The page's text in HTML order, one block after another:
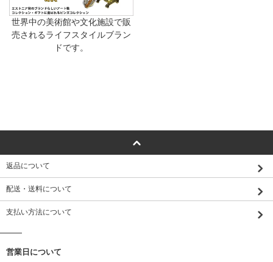
世界中の美術館や文化施設で販
売されるライフスタイルブラン
ドです。
返品について
配送・送料について
支払い方法について
営業日について